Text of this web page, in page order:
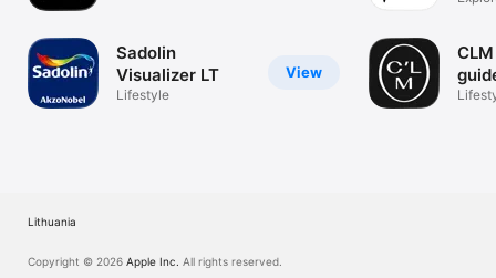
View
Sadolin
Visualizer LT
Lifestyle
Lithuania
Copyright © 2026 Apple Inc. All rights reserved.